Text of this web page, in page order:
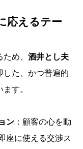
応えるテー
め、 酒井とし夫
した、かつ普遍的
す。
ン：顧客の心を動
座に使える交渉ス